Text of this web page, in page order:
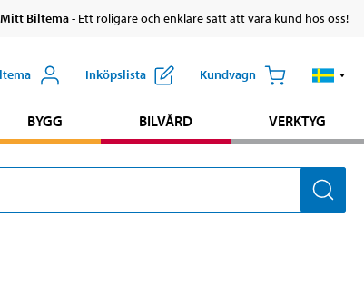
Mitt Biltema- Ett roligare och enklare sätt att vara kund hos oss!
Inköpslista Kundvagn
BYGG BILVÅRD VERKTYG